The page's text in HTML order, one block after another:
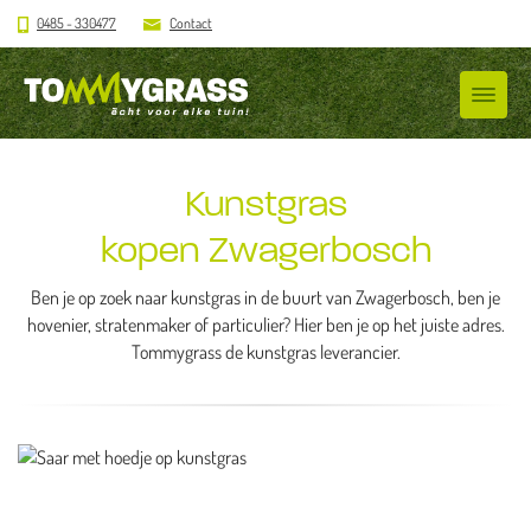
0485 - 330477 Contact
Kunstgras
kopen Zwagerbosch
Ben je op zoek naar kunstgras in de buurt van Zwagerbosch, ben je
hovenier, stratenmaker of particulier? Hier ben je op het juiste adres.
Tommygrass de kunstgras leverancier.